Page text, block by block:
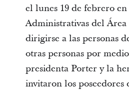
el lunes 19 de febrero
Administrativas del
dirigirse a las personas
otras personas por
presidenta Porter y la
invitaron los poseedores